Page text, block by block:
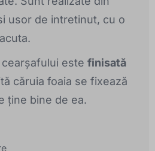
usor de intretinut, cu o
este finisată
căruia foaia se fixează
ține bine de ea.